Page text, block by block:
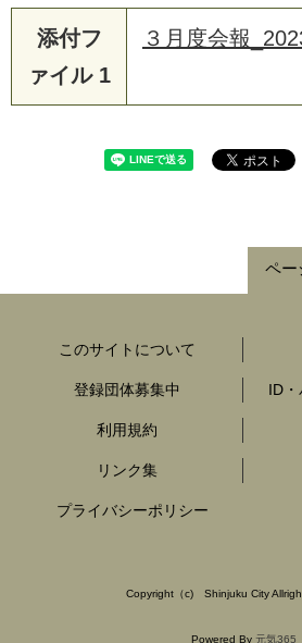
添付フ
ァイル 1
３月度会報
ペー
このサイトについて
登録団体募集中 ID
利用規約
リンク集
プライバシーポリシー
Copyright （c) Shinjuku City
Powered By 元気365